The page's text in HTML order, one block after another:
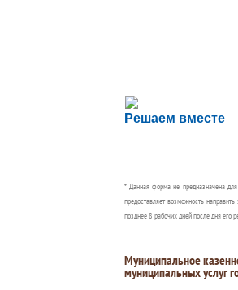
Решаем вместе
Сложности с
Сообщите об этом
* Данная форма не предназначена
предоставляет возможность
позднее 8 рабочих дней после дня его
Муниципальное
муниципальных услуг